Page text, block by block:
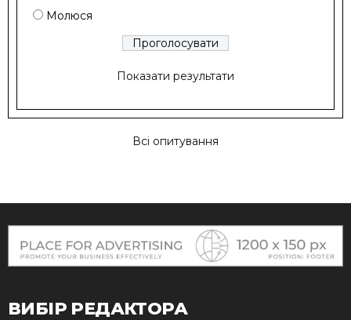
Молюся
Показати результати
Всі опитування
ВИБІР РЕДАКТОРА